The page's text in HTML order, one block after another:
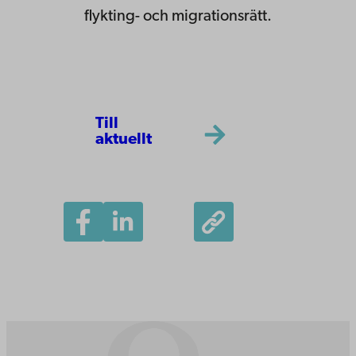
flykting- och migrationsrätt.
Till
aktuellt